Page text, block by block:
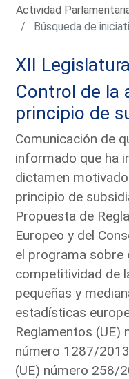
Actividad
Búsqueda de
XII Legislatura
Control de la
principio de
Comunicación de
informado que ha
dictamen
principio de
Propuesta de
Europeo y del
el programa sobre
competitividad de
pequeñas y
estadísticas
Reglamentos (UE)
número 1287/
(UE) número 258/